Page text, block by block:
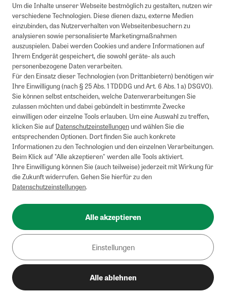
Um die Inhalte unserer Webseite bestmöglich zu gestalten, nutzen wir
verschiedene Technologien. Diese dienen dazu, externe Medien
einzubinden, das Nutzerverhalten von Webseitenbesuchern zu
analysieren sowie personalisierte Marketingmaßnahmen
auszuspielen. Dabei werden Cookies und andere Informationen auf
Ihrem Endgerät gespeichert, die sowohl geräte- als auch
personenbezogene Daten verarbeiten.
Für den Einsatz dieser Technologien (von Drittanbietern) benötigen wir
Ihre Einwilligung (nach § 25 Abs. 1 TDDDG und Art. 6 Abs. 1 a) DSGVO).
Sie können selbst entscheiden, welche Datenverarbeitungen Sie
zulassen möchten und dabei gebündelt in bestimmte Zwecke
einwilligen oder einzelne Tools erlauben. Um eine Auswahl zu treffen,
klicken Sie aufDatenschutzeinstellungenund wählen Sie die
entsprechenden Optionen. Dort finden Sie auch konkrete
Informationen zu den Technologien und den einzelnen Verarbeitungen.
Beim Klick auf "Alle akzeptieren" werden alle Tools aktiviert.
Ihre Einwilligung können Sie (auch teilweise) jederzeit mit Wirkung für
die Zukunft widerrufen. Gehen Sie hierfür zu den
Datenschutzeinstellungen.
Alle akzeptieren
Einstellungen
Alle ablehnen